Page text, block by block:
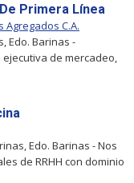
Primera Línea
Agregados C.A.
Edo. Barinas -
de mercadeo,
Edo. Barinas - Nos
de RRHH con dominio